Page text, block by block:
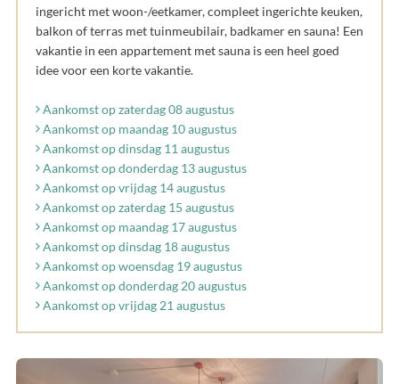
ingericht met woon-/eetkamer, compleet ingerichte keuken,
balkon of terras met tuinmeubilair, badkamer en sauna! Een
vakantie in een appartement met sauna is een heel goed
idee voor een korte vakantie.
Aankomst op zaterdag 08 augustus
Aankomst op maandag 10 augustus
Aankomst op dinsdag 11 augustus
Aankomst op donderdag 13 augustus
Aankomst op vrijdag 14 augustus
Aankomst op zaterdag 15 augustus
Aankomst op maandag 17 augustus
Aankomst op dinsdag 18 augustus
Aankomst op woensdag 19 augustus
Aankomst op donderdag 20 augustus
Aankomst op vrijdag 21 augustus